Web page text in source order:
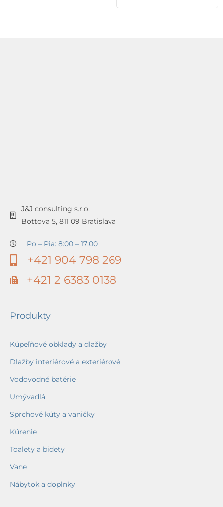
J&J consulting s.r.o.
Bottova 5, 811 09 Bratislava
Po – Pia: 8:00 – 17:00
+421 904 798 269
+421 2 6383 0138
Produkty
Kúpeľňové obklady a dlažby
Dlažby interiérové a exteriérové
Vodovodné batérie
Umývadlá
Sprchové kúty a vaničky
Kúrenie
Toalety a bidety
Vane
Nábytok a doplnky